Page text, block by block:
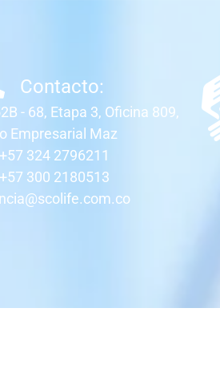
Contacto:
- 68, Etapa 3, Oficina 809,
Empresarial Maz
324 2796211
300 2180513